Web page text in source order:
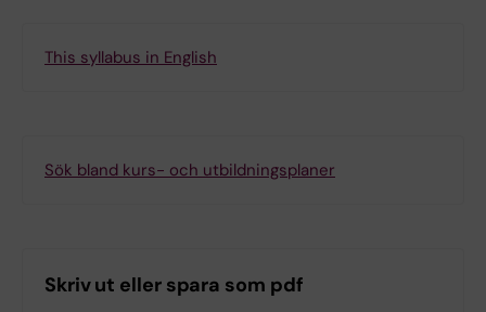
This syllabus in English
Sök bland kurs- och utbildningsplaner
Skriv ut eller spara som pdf